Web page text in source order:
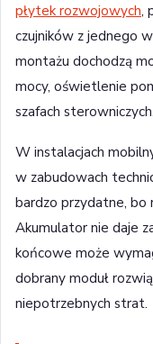
płytek rozwojowych,
czujników z jednego
montażu dochodzą
mocy, oświetlenie
szafach sterowniczych.
W instalacjach
w zabudowach
bardzo przydatne, bo
Akumulator nie daje
końcowe może
dobrany moduł
niepotrzebnych strat.